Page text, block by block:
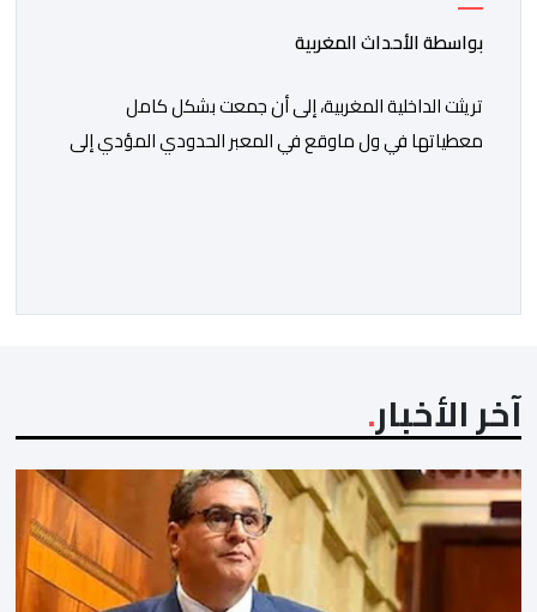
بواسطة الأحداث المغربية
تريثت الداخلية المغربية، إلى أن جمعت بشكل كامل
معطياتها في ول ماوقع في المعبر الحدودي المؤدي إلى
الحقائق، […]
آخر الأخبار